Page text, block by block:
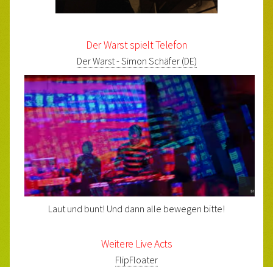
Der Warst spielt Telefon
Der Warst - Simon Schäfer (DE)
Laut und bunt! Und dann alle bewegen bitte!
Weitere Live Acts
FlipFloater